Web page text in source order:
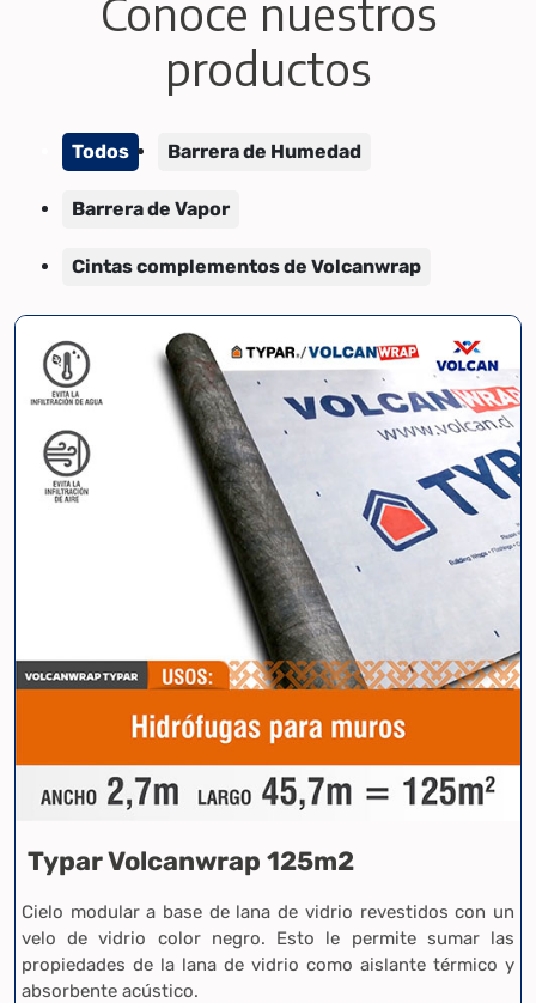
Conoce nuestros
productos
Todos Barrera de Humedad
Barrera de Vapor
Cintas complementos de Volcanwrap
Typar Volcanwrap 125m2
Cielo modular a base de lana de vidrio revestidos con un
velo de vidrio color negro. Esto le permite sumar las
propiedades de la lana de vidrio como aislante térmico y
absorbente acústico.